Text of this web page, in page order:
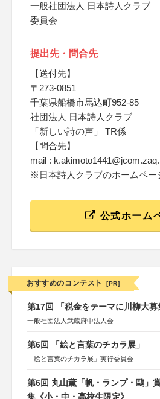
一般社団法人 日本詩人クラブ
委員会
提出先・問合先
【送付先】
〒273-0851
千葉県船橋市馬込町952-85
社団法人 日本詩人クラブ
「新しい詩の声」 TR係
【問合先】
mail :
※日本詩人クラブのホームペー
公式ホーム
おすすめのコンテスト [PR]
第17回 「税金をテーマに川柳大募
一般社団法人武蔵府中法人会
第6回 「絵と言葉のチカラ展」
「絵と言葉のチカラ展」実行委員会
第6回 丸山薫「帆・ランプ・鷗」
集《小・中・高校生限定》